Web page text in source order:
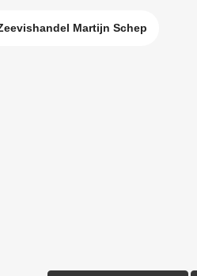
Martijn Schep